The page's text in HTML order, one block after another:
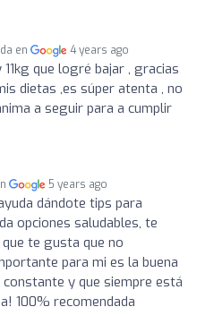
en 4 years ago
11kg que logré bajar , gracias
dietas ,es súper atenta , no
a seguir para a cumplir
5 years ago
dándote tips para
opciones saludables, te
te gusta que no
para mi es la buena
y que siempre está
100% recomendada